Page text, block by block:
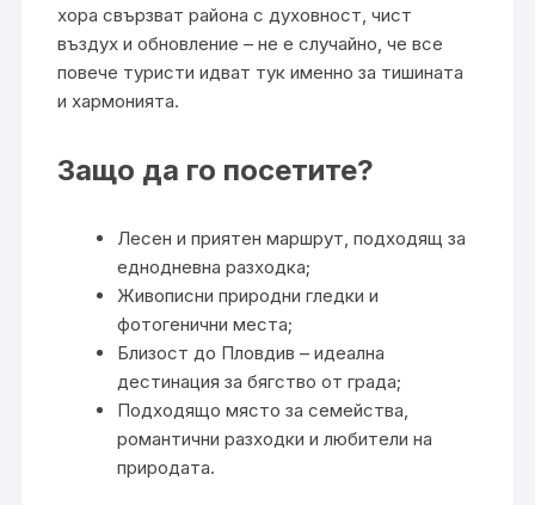
хора свързват района с духовност, чист
въздух и обновление – не е случайно, че все
повече туристи идват тук именно за тишината
и хармонията.
Защо да го посетите?
Лесен и приятен маршрут, подходящ за
еднодневна разходка;
Живописни природни гледки и
фотогенични места;
Близост до Пловдив – идеална
дестинация за бягство от града;
Подходящо място за семейства,
романтични разходки и любители на
природата.